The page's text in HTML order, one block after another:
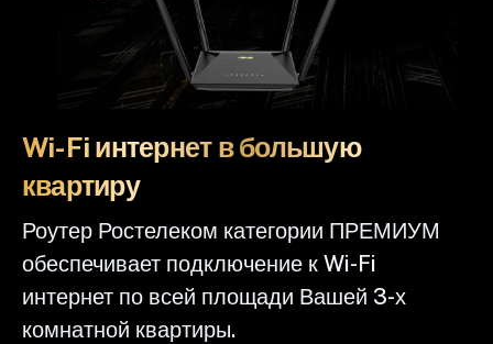
Wi-Fi интернет в большую
квартиру
Роутер Ростелеком категории ПРЕМИУМ
обеспечивает подключение к Wi-Fi
интернет по всей площади Вашей 3-х
комнатной квартиры.